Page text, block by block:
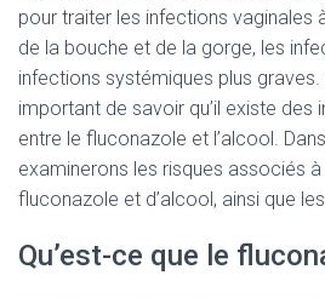
pour traiter les infections vaginales
de la bouche et de la gorge, les
infections systémiques plus graves.
important de savoir qu’il existe des
entre le fluconazole et l’alcool.
examinerons les risques associés
fluconazole et d’alcool, ainsi que
Qu’est-ce que le